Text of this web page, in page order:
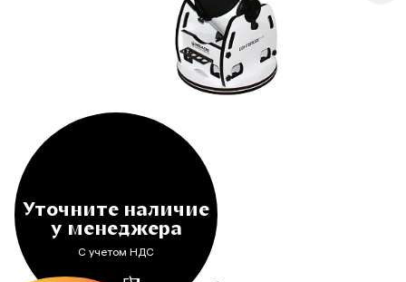
Уточните наличие
у менеджера
С учетом НДС